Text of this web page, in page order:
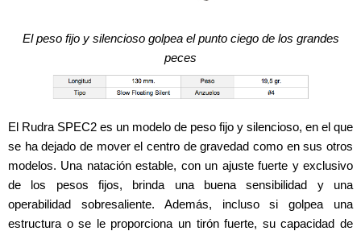
El peso fijo y silencioso golpea el punto ciego de los grandes
peces
El Rudra SPEC2 es un modelo de peso fijo y silencioso, en el que
se ha dejado de mover el centro de gravedad como en sus otros
modelos. Una natación estable, con un ajuste fuerte y exclusivo
de los pesos fijos, brinda una buena sensibilidad y una
operabilidad sobresaliente. Además, incluso si golpea una
estructura o se le proporciona un tirón fuerte, su capacidad de